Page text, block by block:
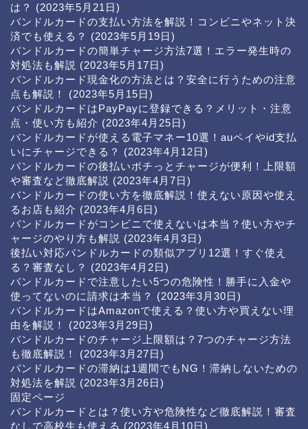
は？
(2023年5月21日)
バンドルカードの支払い方法を解説！コンビニやネット決
済でも使える？
(2023年5月19日)
バンドルカードの簡単チャージ方法7選！エラー発生時の
対処法も解説 (2023年5月17日)
バンドルカード現金化の方法とは？安全に行うための注意
点も解説！
(2023年5月15日)
バンドルカードはPayPayに登録できる？メリット・注意
点・使い方も紹介 (2023年4月25日)
バンドルカードが使える電子マネー10選！auペイやid支払
いにチャージできる？
(2023年4月12日)
バンドルカードの後払いポチっとチャージが便利！上限額
や審査など徹底解説 (2023年4月7日)
バンドルカードの使い方を徹底解説！使えない原因や使え
るお店も紹介 (2023年4月6日)
バンドルカードがコンビニで使えないは本当？使い方やチ
ャージのやり方も解説 (2023年4月3日)
後払い対応バンドルカードの類似アプリ12選！すぐ使え
る？審査なし？
(2023年4月2日)
バンドルカードで注意したい5つの危険性！勝手に入金や
使ってないのに請求は本当？
(2023年3月30日)
バンドルカードはAmazonで使える？使い方や買えない理
由を解説！
(2023年3月29日)
バンドルカードのチャージ上限額は？7つのチャージ方法
も徹底解説！
(2023年3月27日)
バンドルカードの滞納は1週間でもNG！滞納しないための
対処法を解説 (2023年3月26日)
固定ページ
バンドルカードとは？使い方や危険性など徹底解説！審査
なしで高校生も使える (2023年4月10日)